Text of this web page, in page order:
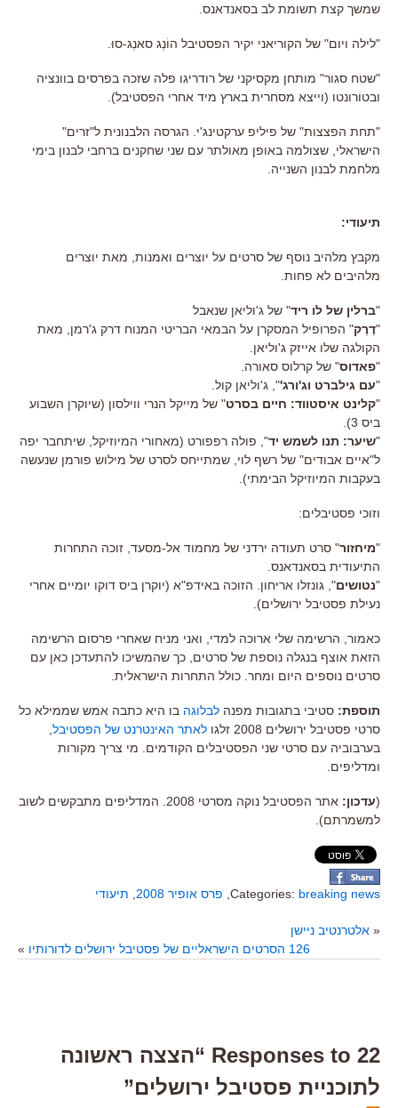
שמשך קצת תשומת לב בסאנדאנס.
"לילה ויום" של הקוריאני יקיר הפסטיבל הוֹנְג סאנְג-סוּ.
"שטח סגור" מותחן מקסיקני של רודריגו פלה שזכה בפרסים בוונציה
ובטורונטו (וייצא מסחרית בארץ מיד אחרי הפסטיבל).
"תחת הפצצות" של פיליפ ערקטינג'י. הגרסה הלבנונית ל"זרים"
הישראלי, שצולמה באופן מאולתר עם שני שחקנים ברחבי לבנון בימי
מלחמת לבנון השנייה.
תיעודי:
מקבץ מלהיב נוסף של סרטים על יוצרים ואמנות, מאת יוצרים
מלהיבים לא פחות.
"ברלין של לו ריד" של ג'וליאן שנאבל
"דֶרֶק" הפרופיל המסקרן על הבמאי הבריטי המנוח דרק ג'רמן, מאת
הקולגה שלו אייזק ג'וליאן.
"פאדוס" של קרלוס סאורה.
"עם גילברט וג'ורג'", ג'וליאן קול.
"קלינט איסטווד: חיים בסרט" של מייקל הנרי ווילסון (שיוקרן השבוע
ביס 3).
"שיער: תנו לשמש יד", פולה רפפורט (מאחורי המיוזיקל, שיתחבר יפה
ל"איים אבודים" של רשף לוי, שמתייחס לסרט של מילוש פורמן שנעשה
בעקבות המיוזיקל הבימתי).
וזוכי פסטיבלים:
"מיחזור" סרט תעודה ירדני של מחמוד אל-מסעד, זוכה התחרות
התיעודית בסאנדאנס.
"נטושים", גונזלו אריחון. הזוכה באידפ"א (יוקרן ביס דוקו יומיים אחרי
נעילת פסטיבל ירושלים).
כאמור, הרשימה שלי ארוכה למדי, ואני מניח שאחרי פרסום הרשימה
הזאת אוצף בנגלה נוספת של סרטים, כך שהמשיכו להתעדכן כאן עם
סרטים נוספים היום ומחר. כולל התחרות הישראלית.
תוספת: סטיבי בתגובות מפנה לבלוגה בו היא כתבה אמש שממילא כל
סרטי פסטיבל ירושלים 2008 זלגו
לאתר האינטרנט של הפסטיבל
בערבוביה עם סרטי שני הפסטיבלים הקודמים. מי צריך מקורות
ומדליפים.
(עדכון:
אתר הפסטיבל נוקה מסרטי 2008. המדליפים מתבקשים לשוב
למשמרתם).
Categories: breaking news פרס אופיר 2008 תיעודי
« אלטרנטיב ניישן
126 הסרטים הישראליים של פסטיבל ירושלים לדורותיו
»
22 Responses to “הצצה ראשונה
לתוכניית פסטיבל ירושלים”